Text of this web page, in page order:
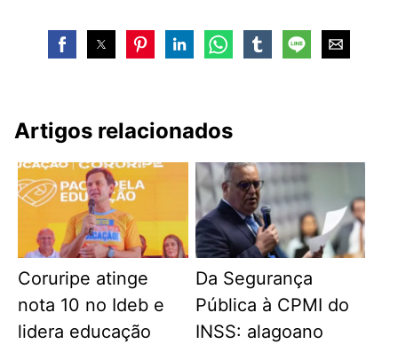
Artigos relacionados
Coruripe atinge
nota 10 no Ideb e
lidera educação
Da Segurança
Pública à CPMI do
INSS: alagoano